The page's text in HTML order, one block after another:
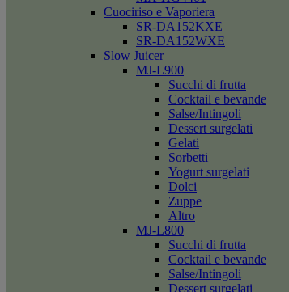
Cuociriso e Vaporiera
SR-DA152KXE
SR-DA152WXE
Slow Juicer
MJ-L900
Succhi di frutta
Cocktail e bevande
Salse/Intingoli
Dessert surgelati
Gelati
Sorbetti
Yogurt surgelati
Dolci
Zuppe
Altro
MJ-L800
Succhi di frutta
Cocktail e bevande
Salse/Intingoli
Dessert surgelati